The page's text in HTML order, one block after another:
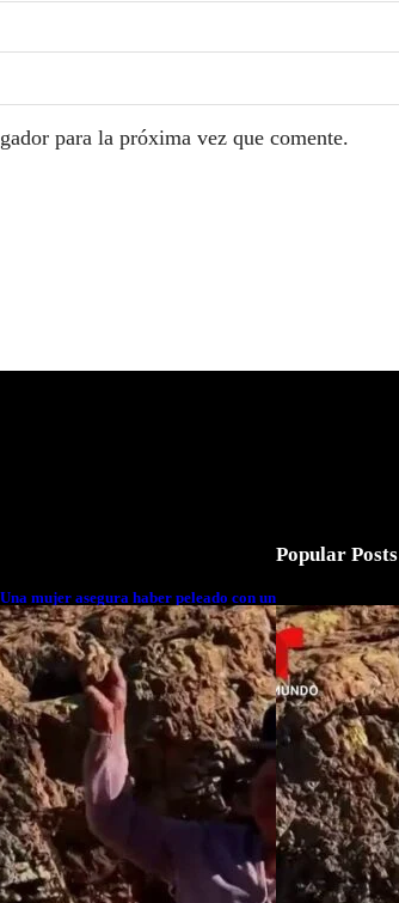
para la próxima vez que comente.
Una mujer asegura haber peleado con un
extraterrestre cuerpo a cuerpo
Popular Posts